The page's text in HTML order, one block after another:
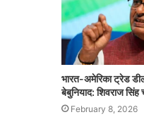
भारत-अमेरिका ट्रेड
बेबुनियाद: शिवराज सिंह
February 8, 2026